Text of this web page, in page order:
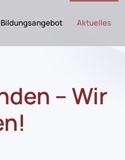
Bildungsangebot Aktuelles
– Wir